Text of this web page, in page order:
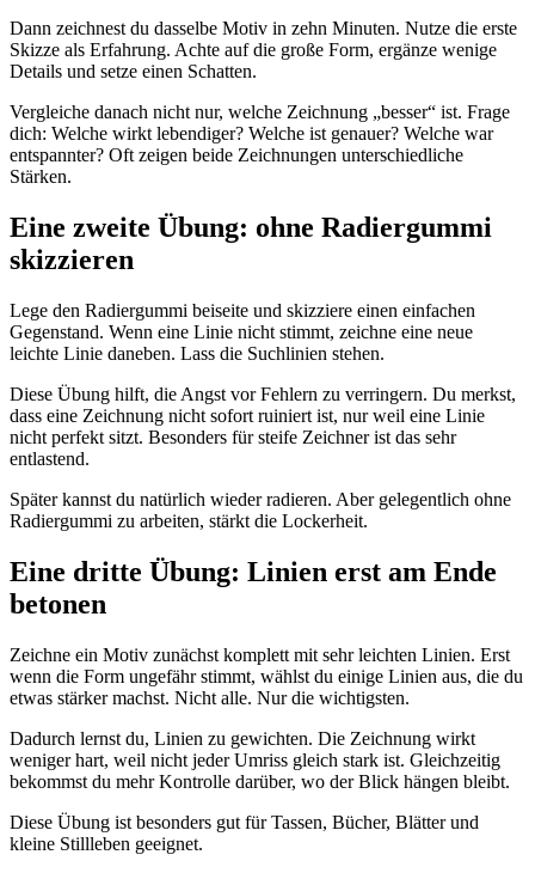
Dann zeichnest du dasselbe Motiv in zehn Minuten. Nutze die erste
Skizze als Erfahrung. Achte auf die große Form, ergänze wenige
Details und setze einen Schatten.
Vergleiche danach nicht nur, welche Zeichnung „besser“ ist. Frage
dich: Welche wirkt lebendiger? Welche ist genauer? Welche war
entspannter? Oft zeigen beide Zeichnungen unterschiedliche
Stärken.
Eine zweite Übung: ohne Radiergummi
skizzieren
Lege den Radiergummi beiseite und skizziere einen einfachen
Gegenstand. Wenn eine Linie nicht stimmt, zeichne eine neue
leichte Linie daneben. Lass die Suchlinien stehen.
Diese Übung hilft, die Angst vor Fehlern zu verringern. Du merkst,
dass eine Zeichnung nicht sofort ruiniert ist, nur weil eine Linie
nicht perfekt sitzt. Besonders für steife Zeichner ist das sehr
entlastend.
Später kannst du natürlich wieder radieren. Aber gelegentlich ohne
Radiergummi zu arbeiten, stärkt die Lockerheit.
Eine dritte Übung: Linien erst am Ende
betonen
Zeichne ein Motiv zunächst komplett mit sehr leichten Linien. Erst
wenn die Form ungefähr stimmt, wählst du einige Linien aus, die du
etwas stärker machst. Nicht alle. Nur die wichtigsten.
Dadurch lernst du, Linien zu gewichten. Die Zeichnung wirkt
weniger hart, weil nicht jeder Umriss gleich stark ist. Gleichzeitig
bekommst du mehr Kontrolle darüber, wo der Blick hängen bleibt.
Diese Übung ist besonders gut für Tassen, Bücher, Blätter und
kleine Stillleben geeignet.